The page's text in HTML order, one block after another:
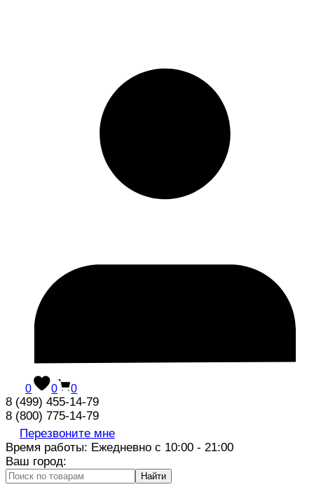
0 0 0
8 (499) 455-14-79
8 (800) 775-14-79
Перезвоните мне
Время работы: Ежедневно с 10:00 - 21:00
Ваш город:
Найти